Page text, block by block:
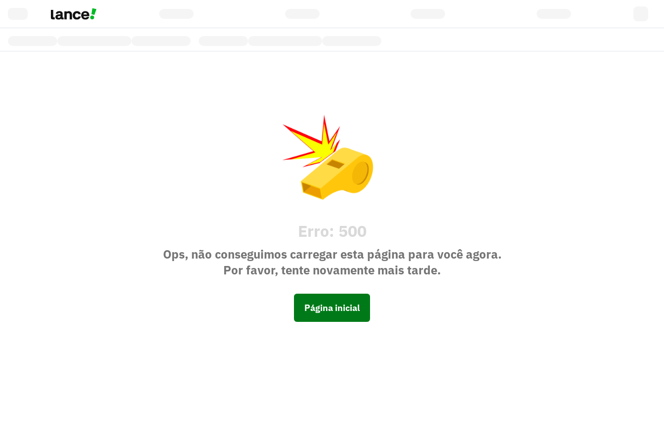
Erro: 500
Ops, não conseguimos carregar esta página para você agora.
Por favor, tente novamente mais tarde.
Página inicial